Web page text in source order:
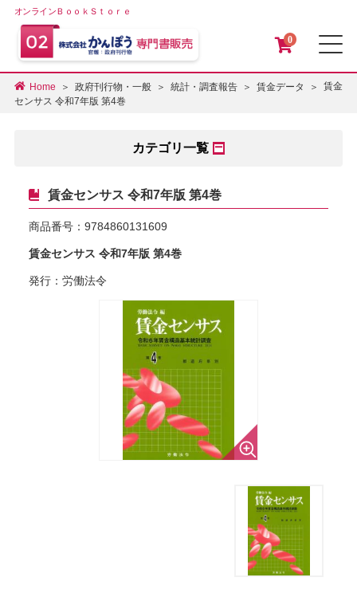
オンラインＢｏｏｋＳｔｏｒｅ
0
Home 政府刊行物・一般 統計・調査報告 賃金データ
賃金
センサス 令和7年版 第4巻
カテゴリ一覧
賃金センサス 令和7年版 第4巻
商品番号： 9784860131609
賃金センサス 令和7年版 第4巻
発行：労働法令